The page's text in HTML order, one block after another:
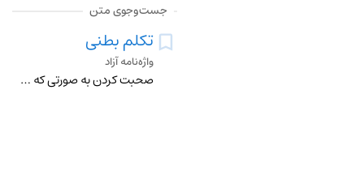
جست‌وجوی متن
تکلم بطنی
واژه‌نامه آزاد
صحبت کردن به صورتی که لب ها تکان نخورند و یا صحبت کردن به جای عروسک های کارتونی ventriloquize